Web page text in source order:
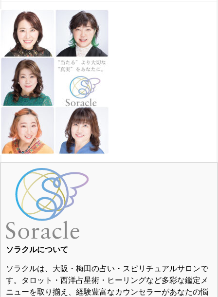
ソラクルについて
ソラクルは、大阪・梅田の占い・スピリチュアルサロンで
す。タロット・西洋占星術・ヒーリングなど多彩な鑑定メ
ニューを取り揃え、経験豊富なカウンセラーがあなたの悩